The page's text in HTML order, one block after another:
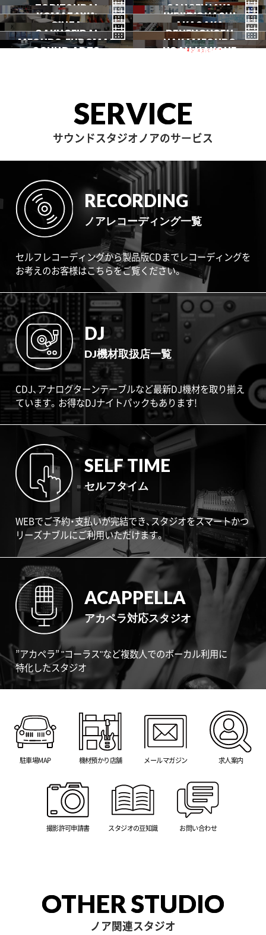
中野 吉祥寺
野方 自由が丘
TORITSUDAI
都立大
SANGENJAYA
三軒茶屋
KOMAZAWA
駒沢
IKEJIRIOHASHI
池尻大橋
一時閉店中
GINZA
銀座
AKASAKA
赤坂
GAKUGEIDAI
学芸大
DENENCHOFU
田園調布
MEGURO FUDOMAE NAKAMEGURO
中目黒
SOUND ARTS NOAH HAKONE
SERVICE
サウンドスタジオノアのサービス
RECORDING
ノアレコーディング一覧
セルフレコーディングから製品版CDまでレコーディングを
お考えのお客様はこちらをご覧ください。
DJ
DJ機材取扱店一覧
CDJ、アナログターンテーブルなど最新DJ機材を取り揃え
ています。お得なDJナイトパックもあります!
SELF TIME
セルフタイム
WEBでご予約・支払いが完結でき、スタジオをスマートかつ
リーズナブルにご利用いただけます。
ACAPPELLA
アカペラ対応スタジオ
”アカペラ” "コーラス"など複数人でのボーカル利用に
特化したスタジオ
駐車場MAP 機材預かり店舗 メールマガジン 求人案内
撮影許可申請書 スタジオの豆知識 お問い合わせ
OTHER STUDIO
ノア関連スタジオ